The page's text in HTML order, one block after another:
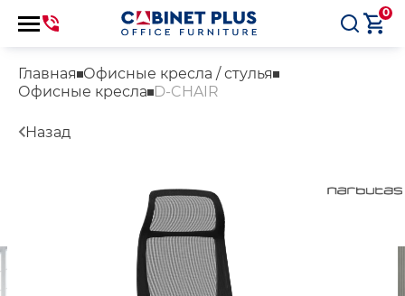
0
Главная Офисные кресла / стулья
Офисные кресла D-CHAIR
Назад